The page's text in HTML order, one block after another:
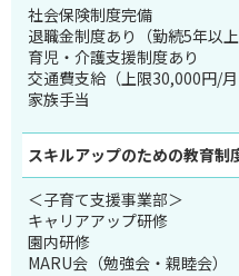
社会保険制度完備
退職金制度あり（勤続5年以上
育児・介護支援制度あり
交通費支給（上限30,000円/月
家族手当
スキルアップのための教育制
＜子育て支援事業部＞
キャリアアップ研修
園内研修
MARU会（勉強会・親睦会）